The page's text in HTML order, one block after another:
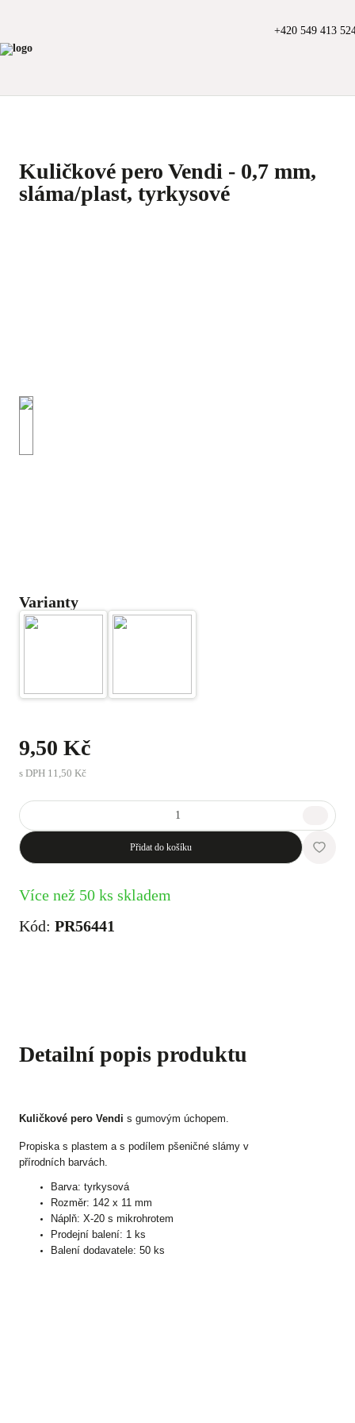
+420 549 413
Kuličkové pero Vendi - 0,7 mm,
sláma/plast, tyrkysové
Varianty
9,50 Kč
s DPH 11,50 Kč
Přidat do košíku
Více než 50 ks skladem
Kód: PR56441
Detailní popis produktu
Kuličkové pero Vendi s gumovým úchopem.
Propiska s plastem a s podílem pšeničné slámy v
přírodních barvách.
Barva: tyrkysová
Rozměr: 142 x 11 mm
Náplň: X-20 s mikrohrotem
Prodejní balení: 1 ks
Balení dodavatele: 50 ks